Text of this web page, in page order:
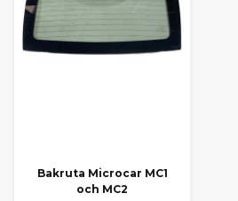
Bakruta Microcar MC1
och MC2